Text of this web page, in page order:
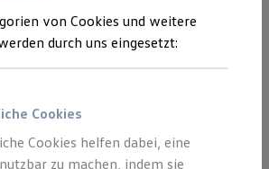
Angebote
Leasing
Leasing
ohne Anzahlung
diesem Software Update? Hier finden
und Kontaktmöglichkeiten.
des Updates
von Cookies und weitere
durch uns eingesetzt:
Cookies
Cookies helfen dabei, eine
zu machen, indem sie